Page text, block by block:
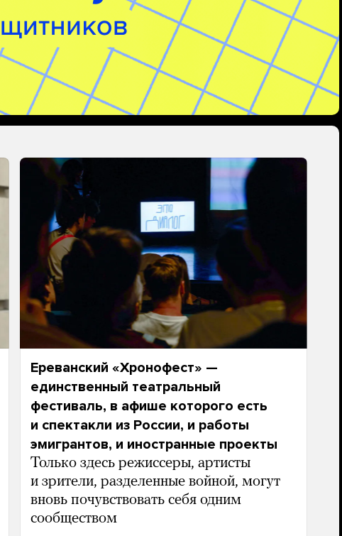
Ереванский «Хронофест» —
единственный театральный
фестиваль, в афише которого есть
и спектакли из России, и работы
эмигрантов, и иностранные проекты
Только здесь режиссеры, артисты
и зрители, разделенные войной, могут
вновь почувствовать себя одним
сообществом